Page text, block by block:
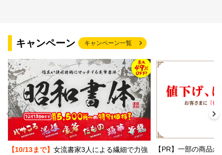
キャンペーン キャンペーン一覧
【10/13まで】 女流書家3人による繊細で力強
【PR】一部の商品